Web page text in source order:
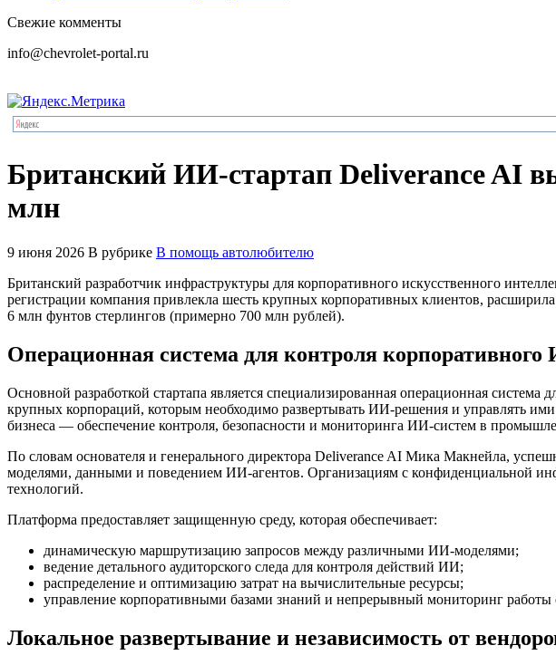
Свежие комменты
info@chevrolet-portal.ru
Британский ИИ-стартап Deliverance AI
млн
9 июня 2026 В рубрике В помощь автолюбителю
Британский разработчик инфраструктуры для корпоративного искусственного
регистрации компания привлекла шесть крупных корпоративных клиентов,
6 млн фунтов стерлингов (примерно 700 млн рублей).
Операционная система для контроля
Основной разработкой стартапа является специализированная операционная
крупных корпораций, которым необходимо развертывать ИИ-решения и управлять
бизнеса — обеспечение контроля, безопасности и мониторинга ИИ-систем в
По словам основателя и генерального директора Deliverance AI Мика Макнейла,
моделями, данными и поведением ИИ-агентов. Организациям с конфиденциальной
технологий.
Платформа предоставляет защищенную среду, которая обеспечивает:
динамическую маршрутизацию запросов между различными ИИ-моделями;
ведение детального аудиторского следа для контроля действий ИИ;
распределение и оптимизацию затрат на вычислительные ресурсы;
управление корпоративными базами знаний и непрерывный мониторинг работы
Локальное развертывание и независимость от